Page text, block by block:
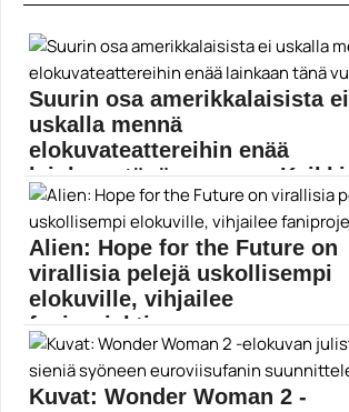
Suurin osa amerikkalaisista ei
uskalla mennä
elokuvateattereihin enää
lainkaan tänä vuonna – Kaikki
...
Koronavirus leviää Yhdysvalloissa edelleen hurjaa
vauhtia. Christopher Nolanin...
Elokuvat
Alien: Hope for the Future on
virallisia pelejä uskollisempi
elokuville, vihjailee
faniprojektin uus...
Epävirallinen Alien: Hope for the Future tulee
olemaan...
Alien
Kuvat: Wonder Woman 2 -